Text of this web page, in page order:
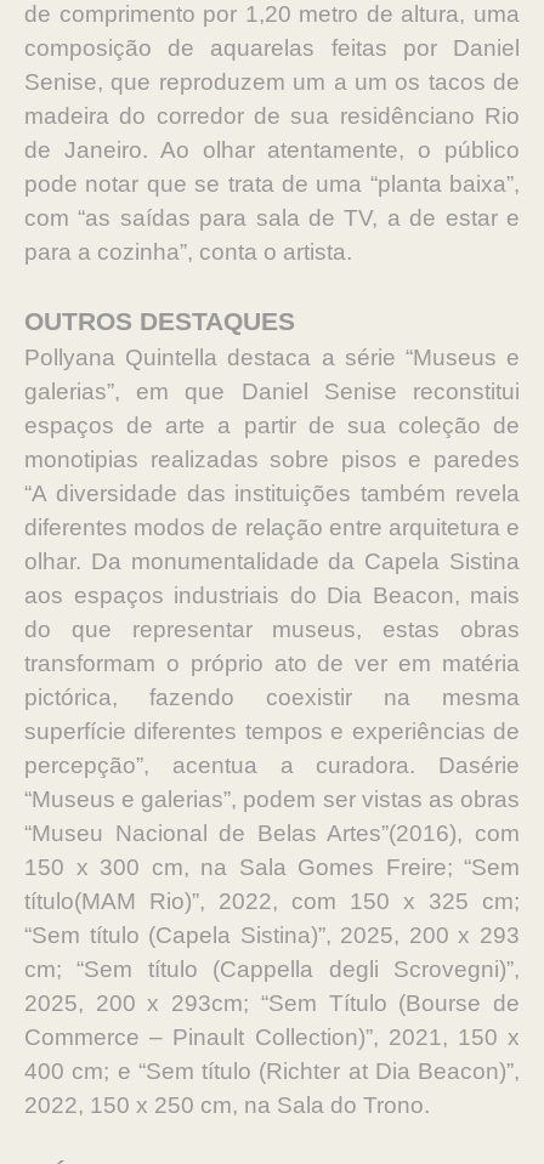
de comprimento por 1,20 metro de altura, uma
composição de aquarelas feitas por Daniel
Senise, que reproduzem um a um os tacos de
madeira do corredor de sua residênciano Rio
de Janeiro. Ao olhar atentamente, o público
pode notar que se trata de uma “planta baixa”,
com “as saídas para sala de TV, a de estar e
para a cozinha”, conta o artista.
OUTROS DESTAQUES
Pollyana Quintella destaca a série “Museus e
galerias”, em que Daniel Senise reconstitui
espaços de arte a partir de sua coleção de
monotipias realizadas sobre pisos e paredes
“A diversidade das instituições também revela
diferentes modos de relação entre arquitetura e
olhar. Da monumentalidade da Capela Sistina
aos espaços industriais do Dia Beacon, mais
do que representar museus, estas obras
transformam o próprio ato de ver em matéria
pictórica, fazendo coexistir na mesma
superfície diferentes tempos e experiências de
percepção”, acentua a curadora. Dasérie
“Museus e galerias”, podem ser vistas as obras
“Museu Nacional de Belas Artes”(2016), com
150 x 300 cm, na Sala Gomes Freire; “Sem
título(MAM Rio)”, 2022, com 150 x 325 cm;
“Sem título (Capela Sistina)”, 2025, 200 x 293
cm; “Sem título (Cappella degli Scrovegni)”,
2025, 200 x 293cm; “Sem Título (Bourse de
Commerce – Pinault Collection)”, 2021, 150 x
400 cm; e “Sem título (Richter at Dia Beacon)”,
2022, 150 x 250 cm, na Sala do Trono.